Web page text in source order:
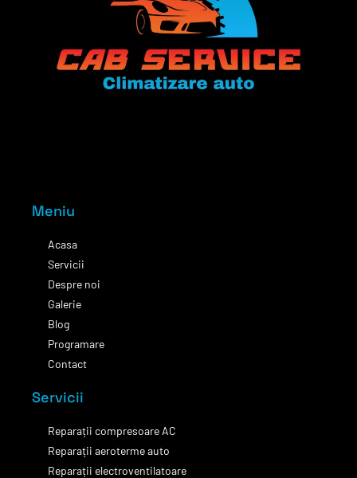
Meniu
Acasa
Servicii
Despre noi
Galerie
Blog
Programare
Contact
Servicii
Reparații compresoare AC
Reparații aeroterme auto
Reparații electroventilatoare